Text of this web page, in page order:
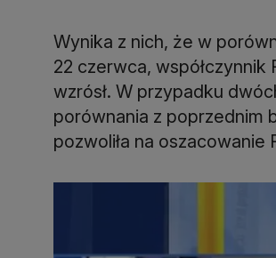
Wynika z nich, że w
22 czerwca,
wzrósł. W przypadku
porównania z poprzednim
pozwoliła na oszacowanie